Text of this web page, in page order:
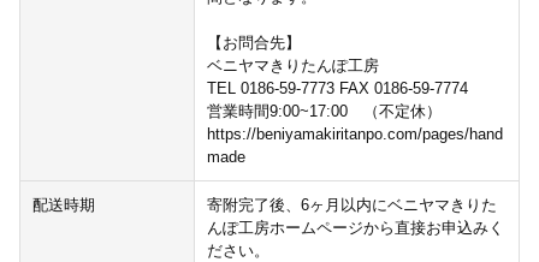
【お問合先】
ベニヤマきりたんぽ工房
TEL 0186-59-7773 FAX 0186-59-7774
営業時間9:00~17:00 （不定休）
https://beniyamakiritanpo.com/pages/hand
made
配送時期
寄附完了後、6ヶ月以内にベニヤマきりた
んぽ工房ホームページから直接お申込みく
ださい。